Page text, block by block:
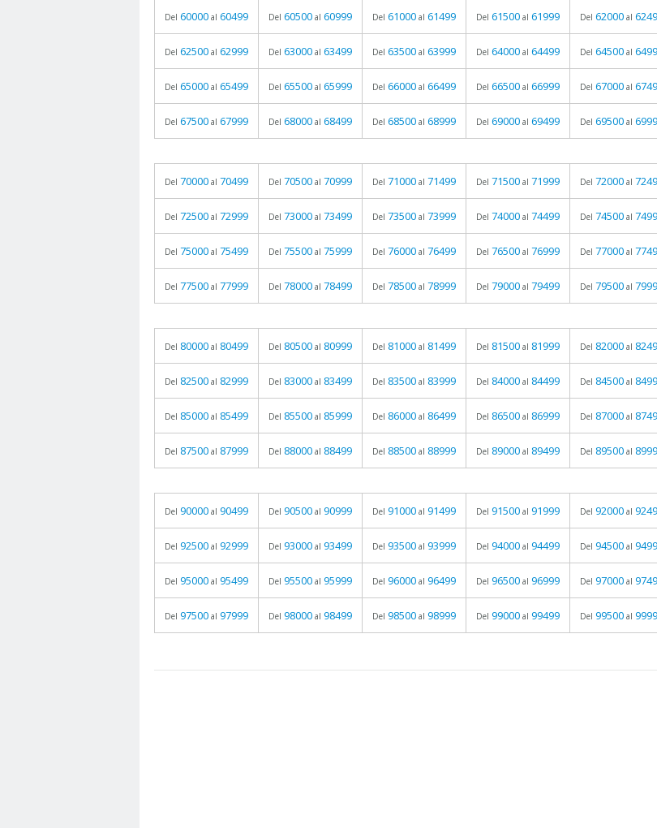
Del 60000 al 60499 Del 60500 al 60999 Del 61000 al 61499 Del 61500 al 61999 Del 62000 al
Del 62500 al 62999 Del 63000 al 63499 Del 63500 al 63999 Del 64000 al 64499 Del 64500 al
Del 65000 al 65499 Del 65500 al 65999 Del 66000 al 66499 Del 66500 al 66999 Del 67000 al
Del 67500 al 67999 Del 68000 al 68499 Del 68500 al 68999 Del 69000 al 69499 Del 69500 al
Del 70000 al 70499 Del 70500 al 70999 Del 71000 al 71499 Del 71500 al 71999 Del 72000 al
Del 72500 al 72999 Del 73000 al 73499 Del 73500 al 73999 Del 74000 al 74499 Del 74500 al
Del 75000 al 75499 Del 75500 al 75999 Del 76000 al 76499 Del 76500 al 76999 Del 77000 al
Del 77500 al 77999 Del 78000 al 78499 Del 78500 al 78999 Del 79000 al 79499 Del 79500 al
Del 80000 al 80499 Del 80500 al 80999 Del 81000 al 81499 Del 81500 al 81999 Del 82000 al
Del 82500 al 82999 Del 83000 al 83499 Del 83500 al 83999 Del 84000 al 84499 Del 84500 al
Del 85000 al 85499 Del 85500 al 85999 Del 86000 al 86499 Del 86500 al 86999 Del 87000 al
Del 87500 al 87999 Del 88000 al 88499 Del 88500 al 88999 Del 89000 al 89499 Del 89500 al
Del 90000 al 90499 Del 90500 al 90999 Del 91000 al 91499 Del 91500 al 91999 Del 92000 al
Del 92500 al 92999 Del 93000 al 93499 Del 93500 al 93999 Del 94000 al 94499 Del 94500 al
Del 95000 al 95499 Del 95500 al 95999 Del 96000 al 96499 Del 96500 al 96999 Del 97000 al
Del 97500 al 97999 Del 98000 al 98499 Del 98500 al 98999 Del 99000 al 99499 Del 99500 al